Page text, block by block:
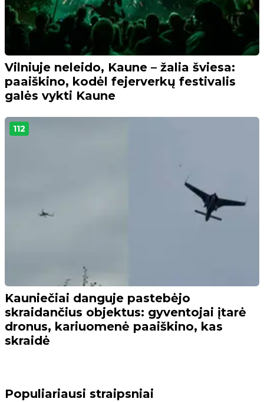
Vilniuje neleido, Kaune – žalia šviesa:
paaiškino, kodėl fejerverkų festivalis
galės vykti Kaune
112
Kauniečiai danguje pastebėjo
skraidančius objektus: gyventojai įtarė
dronus, kariuomenė paaiškino, kas
skraidė
Populiariausi straipsniai